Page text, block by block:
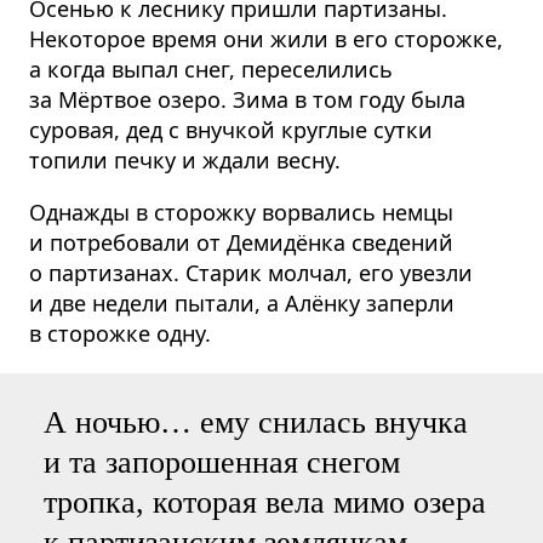
Осенью к леснику пришли партизаны.
Некоторое время они жили в его сторожке,
а когда выпал снег, переселились
за Мёртвое озеро. Зима в том году была
суровая, дед с внучкой круглые сутки
топили печку и ждали весну.
Однажды в сторожку ворвались немцы
и потребовали от Демидёнка сведений
о партизанах. Старик молчал, его увезли
и две недели пытали, а Алёнку заперли
в сторожке одну.
А ночью… ему снилась внучка
и та запорошенная снегом
тропка, которая вела мимо озера